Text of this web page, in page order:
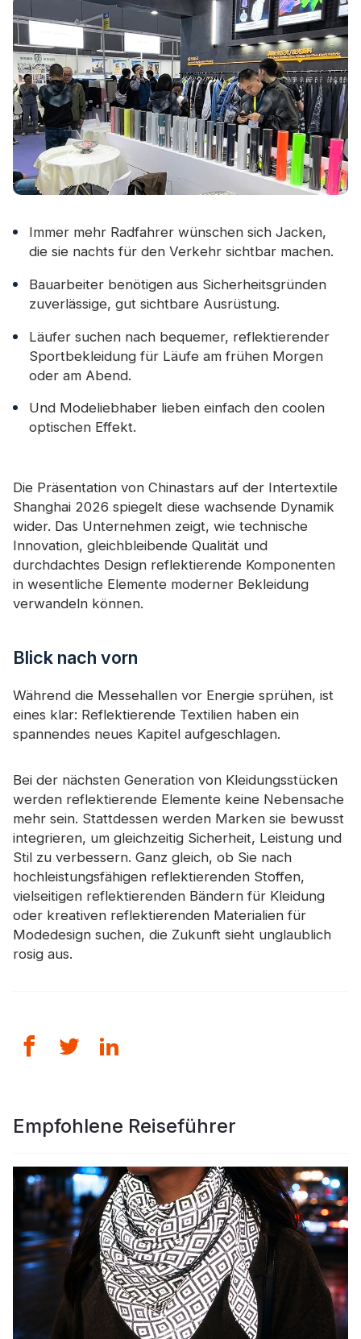
Immer mehr Radfahrer wünschen sich Jacken,
die sie nachts für den Verkehr sichtbar machen.
Bauarbeiter benötigen aus Sicherheitsgründen
zuverlässige, gut sichtbare Ausrüstung.
Läufer suchen nach bequemer, reflektierender
Sportbekleidung für Läufe am frühen Morgen
oder am Abend.
Und Modeliebhaber lieben einfach den coolen
optischen Effekt.
Die Präsentation von Chinastars auf der Intertextile
Shanghai 2026 spiegelt diese wachsende Dynamik
wider. Das Unternehmen zeigt, wie technische
Innovation, gleichbleibende Qualität und
durchdachtes Design reflektierende Komponenten
in wesentliche Elemente moderner Bekleidung
verwandeln können.
Blick nach vorn
Während die Messehallen vor Energie sprühen, ist
eines klar: Reflektierende Textilien haben ein
spannendes neues Kapitel aufgeschlagen.
Bei der nächsten Generation von Kleidungsstücken
werden reflektierende Elemente keine Nebensache
mehr sein. Stattdessen werden Marken sie bewusst
integrieren, um gleichzeitig Sicherheit, Leistung und
Stil zu verbessern. Ganz gleich, ob Sie nach
hochleistungsfähigen reflektierenden Stoffen,
vielseitigen reflektierenden Bändern für Kleidung
oder kreativen reflektierenden Materialien für
Modedesign suchen, die Zukunft sieht unglaublich
rosig aus.
Empfohlene Reiseführer